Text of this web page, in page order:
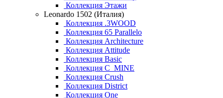
Коллекция Этажи
Leonardo 1502 (Италия)
Коллекция .3WOOD
Коллекция 65 Parallelo
Коллекция Architecture
Коллекция Attitude
Коллекция Basic
Коллекция C_MINE
Коллекция Crush
Коллекция District
Коллекция One